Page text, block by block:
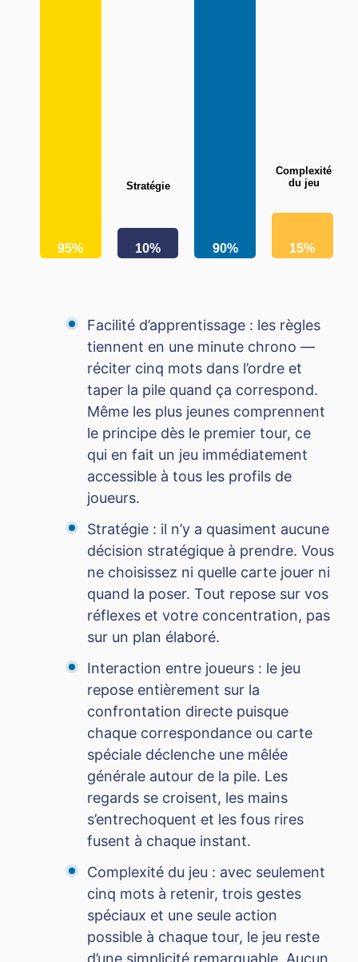
95% 10%
Stratégie
90% 15%
Complexité
du jeu
Facilité d’apprentissage : les règles
tiennent en une minute chrono —
réciter cinq mots dans l’ordre et
taper la pile quand ça correspond.
Même les plus jeunes comprennent
le principe dès le premier tour, ce
qui en fait un jeu immédiatement
accessible à tous les profils de
joueurs.
Stratégie : il n’y a quasiment aucune
décision stratégique à prendre. Vous
ne choisissez ni quelle carte jouer ni
quand la poser. Tout repose sur vos
réflexes et votre concentration, pas
sur un plan élaboré.
Interaction entre joueurs : le jeu
repose entièrement sur la
confrontation directe puisque
chaque correspondance ou carte
spéciale déclenche une mêlée
générale autour de la pile. Les
regards se croisent, les mains
s’entrechoquent et les fous rires
fusent à chaque instant.
Complexité du jeu : avec seulement
cinq mots à retenir, trois gestes
spéciaux et une seule action
possible à chaque tour, le jeu reste
d’une simplicité remarquable. Aucun